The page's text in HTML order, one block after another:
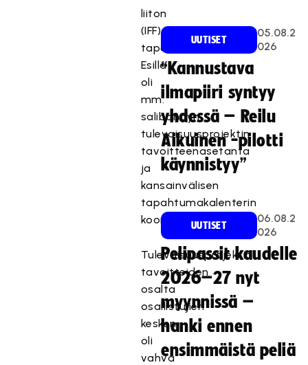
liiton
(IFF)
tapaamisesta.
Esillä
oli
mm.
salibandyn
tulevaisuusprojektin
tavoitteenasetanta
ja
kansainvälisen
tapahtumakalenterin
koordinointi.
Tulevaisuusprojektin
tavoitteiden
osalta
osallistujien
kesken
oli
vahva
UUTISET
05.08.2
026
“Kannustava
ilmapiiri syntyy
yhdessä – Reilu
Aikuinen -pilotti
käynnistyy”
UUTISET
06.08.2
026
Pelipassit kaudelle
2026–27 nyt
myynnissä –
hanki ennen
ensimmäistä peliä